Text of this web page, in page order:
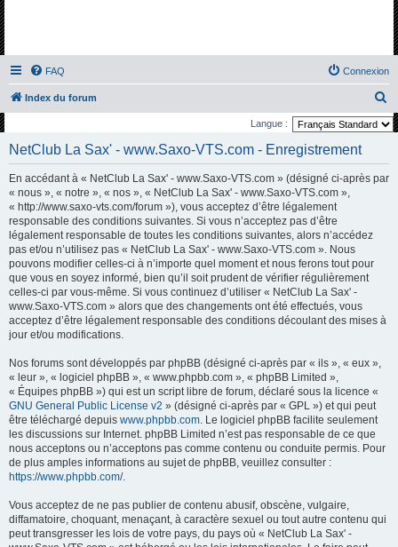
FAQ Connexion
Index du forum
e
Langue :
NetClub La Sax' - www.Saxo-VTS.com - Enregistrement
En accédant à « NetClub La Sax' - www.Saxo-VTS.com » (désigné ci-après par
« nous », « notre », « nos », « NetClub La Sax' - www.Saxo-VTS.com »,
« http://www.saxo-vts.com/forum »), vous acceptez d’être légalement
responsable des conditions suivantes. Si vous n’acceptez pas d’être
légalement responsable de toutes les conditions suivantes, alors n’accédez
pas et/ou n’utilisez pas « NetClub La Sax' - www.Saxo-VTS.com ». Nous
pouvons modifier celles-ci à n’importe quel moment et nous ferons tout pour
que vous en soyez informé, bien qu’il soit prudent de vérifier régulièrement
celles-ci par vous-même. Si vous continuez d’utiliser « NetClub La Sax' -
www.Saxo-VTS.com » alors que des changements ont été effectués, vous
acceptez d’être légalement responsable des conditions découlant des mises à
jour et/ou modifications.
Nos forums sont développés par phpBB (désigné ci-après par « ils », « eux »,
« leur », « logiciel phpBB », « www.phpbb.com », « phpBB Limited »,
« Équipes phpBB ») qui est un script libre de forum, déclaré sous la licence «
GNU General Public License v2 » (désigné ci-après par « GPL ») et qui peut
être téléchargé depuis www.phpbb.com. Le logiciel phpBB facilite seulement
les discussions sur Internet. phpBB Limited n’est pas responsable de ce que
nous acceptons ou n’acceptons pas comme contenu ou conduite permis. Pour
de plus amples informations au sujet de phpBB, veuillez consulter :
https://www.phpbb.com/.
Vous acceptez de ne pas publier de contenu abusif, obscène, vulgaire,
diffamatoire, choquant, menaçant, à caractère sexuel ou tout autre contenu qui
peut transgresser les lois de votre pays, du pays où « NetClub La Sax' -